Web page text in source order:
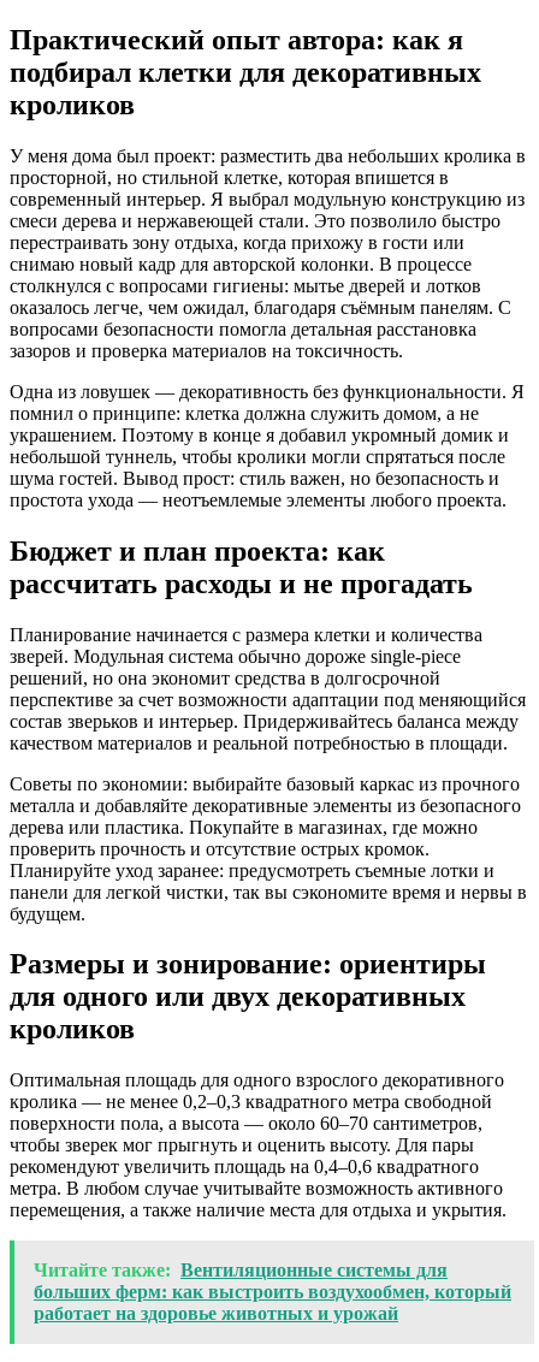
Практический опыт автора: как я
подбирал клетки для декоративных
кроликов
У меня дома был проект: разместить два небольших кролика в
просторной, но стильной клетке, которая впишется в
современный интерьер. Я выбрал модульную конструкцию из
смеси дерева и нержавеющей стали. Это позволило быстро
перестраивать зону отдыха, когда прихожу в гости или
снимаю новый кадр для авторской колонки. В процессе
столкнулся с вопросами гигиены: мытье дверей и лотков
оказалось легче, чем ожидал, благодаря съёмным панелям. С
вопросами безопасности помогла детальная расстановка
зазоров и проверка материалов на токсичность.
Одна из ловушек — декоративность без функциональности. Я
помнил о принципе: клетка должна служить домом, а не
украшением. Поэтому в конце я добавил укромный домик и
небольшой туннель, чтобы кролики могли спрятаться после
шума гостей. Вывод прост: стиль важен, но безопасность и
простота ухода — неотъемлемые элементы любого проекта.
Бюджет и план проекта: как
рассчитать расходы и не прогадать
Планирование начинается с размера клетки и количества
зверей. Модульная система обычно дороже single-piece
решений, но она экономит средства в долгосрочной
перспективе за счет возможности адаптации под меняющийся
состав зверьков и интерьер. Придерживайтесь баланса между
качеством материалов и реальной потребностью в площади.
Советы по экономии: выбирайте базовый каркас из прочного
металла и добавляйте декоративные элементы из безопасного
дерева или пластика. Покупайте в магазинах, где можно
проверить прочность и отсутствие острых кромок.
Планируйте уход заранее: предусмотреть съемные лотки и
панели для легкой чистки, так вы сэкономите время и нервы в
будущем.
Размеры и зонирование: ориентиры
для одного или двух декоративных
кроликов
Оптимальная площадь для одного взрослого декоративного
кролика — не менее 0,2–0,3 квадратного метра свободной
поверхности пола, а высота — около 60–70 сантиметров,
чтобы зверек мог прыгнуть и оценить высоту. Для пары
рекомендуют увеличить площадь на 0,4–0,6 квадратного
метра. В любом случае учитывайте возможность активного
перемещения, а также наличие места для отдыха и укрытия.
Читайте также: Вентиляционные системы для
больших ферм: как выстроить воздухообмен, который
работает на здоровье животных и урожай